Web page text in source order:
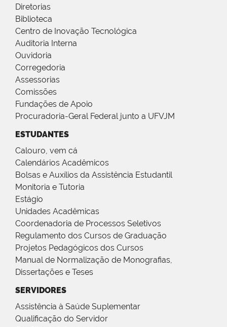
Diretorias
Biblioteca
Centro de Inovação Tecnológica
Auditoria Interna
Ouvidoria
Corregedoria
Assessorias
Comissões
Fundações de Apoio
Procuradoria-Geral Federal junto a UFVJM
ESTUDANTES
Calouro, vem cá
Calendários Acadêmicos
Bolsas e Auxílios da Assistência Estudantil
Monitoria e Tutoria
Estágio
Unidades Acadêmicas
Coordenadoria de Processos Seletivos
Regulamento dos Cursos de Graduação
Projetos Pedagógicos dos Cursos
Manual de Normalização de Monografias,
Dissertações e Teses
SERVIDORES
Assistência à Saúde Suplementar
Qualificação do Servidor